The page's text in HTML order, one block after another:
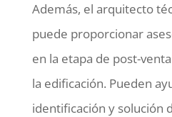
Además, el arquitecto
puede proporcionar
en la etapa de post-
la edificación. Pueden
identificación y solución